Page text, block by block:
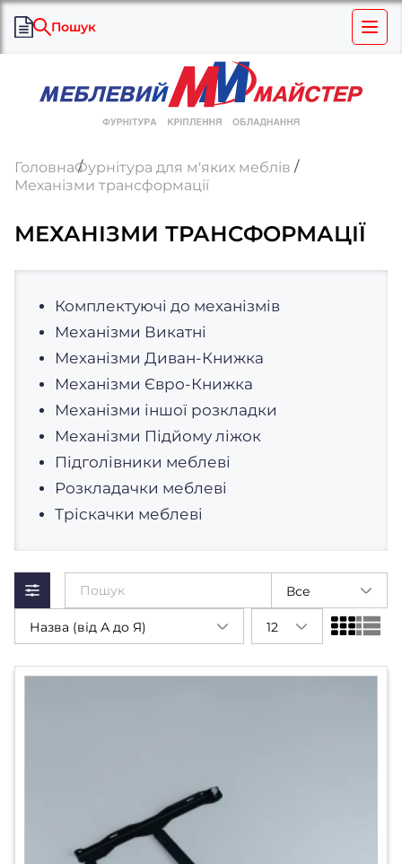
Пошук
ГоловнаФурнітура для м'яких меблів
Механізми трансформації
МЕХАНІЗМИ ТРАНСФОРМАЦІЇ
Комплектуючі до механізмів
Механізми Викатні
Механізми Диван-Книжка
Механізми Євро-Книжка
Механізми іншої розкладки
Механізми Підйому ліжок
Підголівники меблеві
Розкладачки меблеві
Тріскачки меблеві
Все
Назва (від А до Я) 12